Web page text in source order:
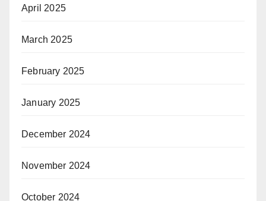
April 2025
March 2025
February 2025
January 2025
December 2024
November 2024
October 2024